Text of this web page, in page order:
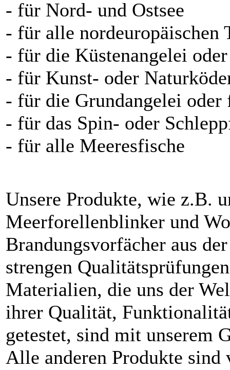
- für Nord- und Ostsee
- für alle nordeuropäischen
- für die Küstenangelei
- für Kunst- oder
- für die Grundangelei
- für das Spin- oder
- für alle Meeresfische
Unsere Produkte, wie z.B.
Meerforellenblinker und
Brandungsvorfächer aus
strengen
Materialien, die uns der
ihrer Qualität,
getestet, sind mit unserem
Alle anderen Produkte